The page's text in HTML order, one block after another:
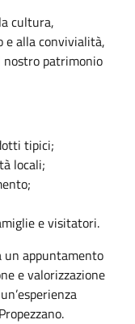
cultura,
e alla convivialità,
nostro patrimonio
tipici;
locali;
e visitatori.
un appuntamento
e valorizzazione